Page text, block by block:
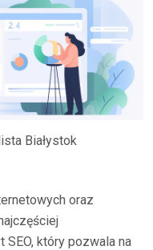
Białystok
oraz
SEO, który pozwala na